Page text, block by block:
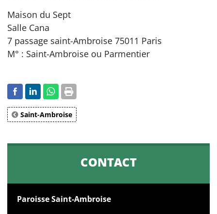
Maison du Sept
Salle Cana
7 passage saint-Ambroise 75011 Paris
M° : Saint-Ambroise ou Parmentier
Saint-Ambroise
CONTACT
Paroisse Saint-Ambroise